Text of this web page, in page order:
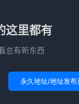
这里都有
总有新东西
永久地址/地址发布